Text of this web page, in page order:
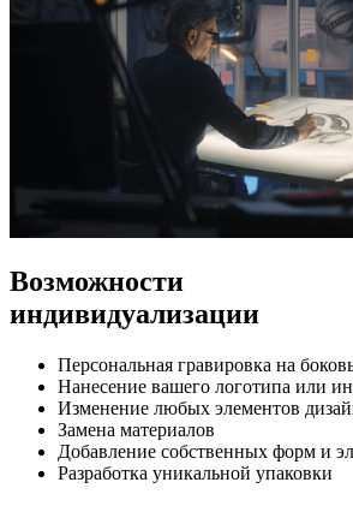
Возможности
индивидуализации
Персональная гравировка на
Нанесение вашего логотипа или
Изменение любых элементов
Замена материалов
Добавление собственных форм и
Разработка уникальной упаковки